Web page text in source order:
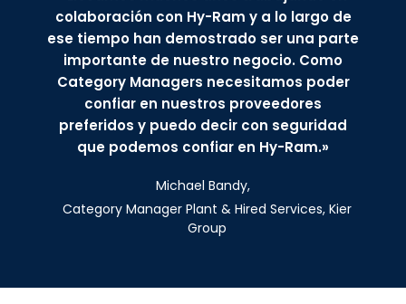
colaboración con Hy-Ram y a lo largo de
ese tiempo han demostrado ser una parte
importante de nuestro negocio. Como
Category Managers necesitamos poder
confiar en nuestros proveedores
preferidos y puedo decir con seguridad
que podemos confiar en Hy-Ram.»
Michael Bandy,
Category Manager Plant & Hired Services, Kier
Group